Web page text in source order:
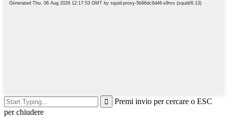
Premi invio per cercare o ESC
per chiudere